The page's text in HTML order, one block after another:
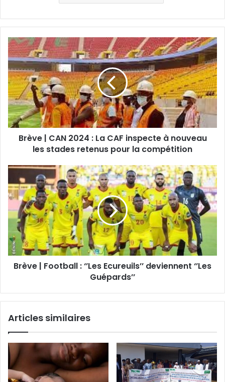
Brève | CAN 2024 : La CAF inspecte à nouveau
les stades retenus pour la compétition
Brève | Football : ‘’Les Ecureuils’’ deviennent ‘’Les
Guépards’’
Articles similaires